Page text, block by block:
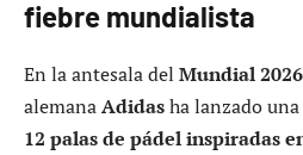
fiebre mundialista
En la antesala del Mundial 2026
alemanaAdidasha lanzado
12 palas de pádel inspiradas